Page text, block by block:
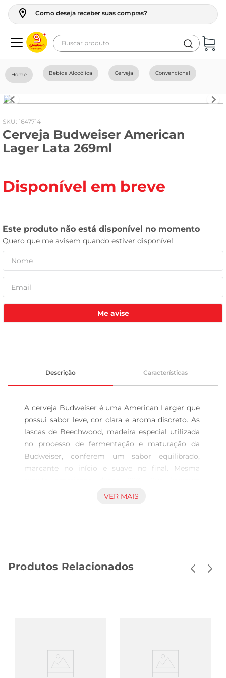
Como deseja receber suas compras?
Buscar produto
Bebida Alcoólica Cerveja Convencional
: 1647714
Cerveja Budweiser American
Lager Lata 269ml
Disponível em breve
Me avise
Descrição Características
A cerveja Budweiser é uma American Larger que
possui sabor leve, cor clara e aroma discreto. As
lascas de Beechwood, madeira especial utilizada
no processo de fermentação e maturação da
Budweiser, conferem um sabor equilibrado,
marcante no início e suave no final. Mesma
própria garante o aroma frutal e a maior
Budweiser pede que ela harmonize com
VER MAIS
Produtos Relacionados
geladeira
fogao
café
cerveja
leite
tv